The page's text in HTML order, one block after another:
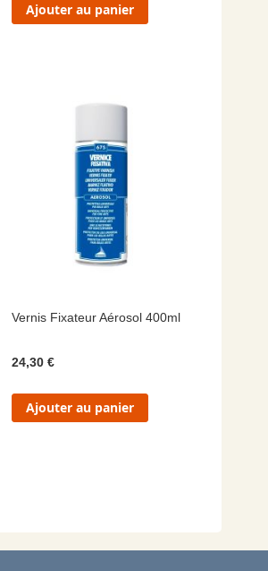
Ajouter au panier
Vernis Fixateur Aérosol 400ml
24,30 €
Ajouter au panier